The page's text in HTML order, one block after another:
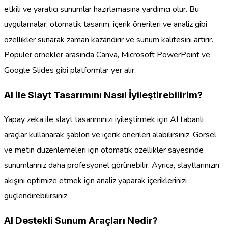
etkili ve yaratıcı sunumlar hazırlamasına yardımcı olur. Bu
uygulamalar, otomatik tasarım, içerik önerileri ve analiz gibi
özellikler sunarak zaman kazandırır ve sunum kalitesini artırır.
Popüler örnekler arasında Canva, Microsoft PowerPoint ve
Google Slides gibi platformlar yer alır.
AI ile Slayt Tasarımını Nasıl İyileştirebilirim?
Yapay zeka ile slayt tasarımınızı iyileştirmek için AI tabanlı
araçlar kullanarak şablon ve içerik önerileri alabilirsiniz. Görsel
ve metin düzenlemeleri için otomatik özellikler sayesinde
sunumlarınız daha profesyonel görünebilir. Ayrıca, slaytlarınızın
akışını optimize etmek için analiz yaparak içeriklerinizi
güçlendirebilirsiniz.
AI Destekli Sunum Araçları Nedir?